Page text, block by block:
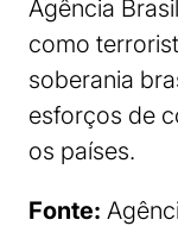
Agência
como
soberania
esforços de
os países.
Fonte: